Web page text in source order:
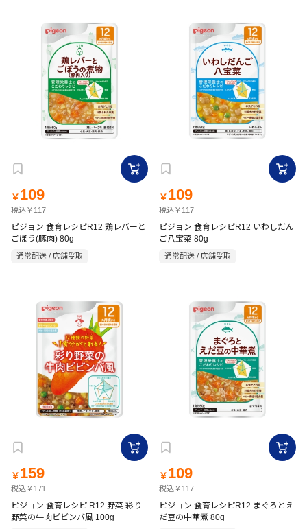
￥ 109
税込￥117
ピジョン 食育レシピR12 鶏レバーと
ごぼう(豚肉) 80g
通常配送 / 店舗受取
￥ 109
税込￥117
ピジョン 食育レシピR12 いわしだん
ご八宝菜 80g
通常配送 / 店舗受取
￥ 159
税込￥171
ピジョン 食育レシピ R12 野菜 彩り
野菜の牛肉ビビンバ風 100g
￥ 109
税込￥117
ピジョン 食育レシピR12 まぐろとえ
だ豆の中華煮 80g